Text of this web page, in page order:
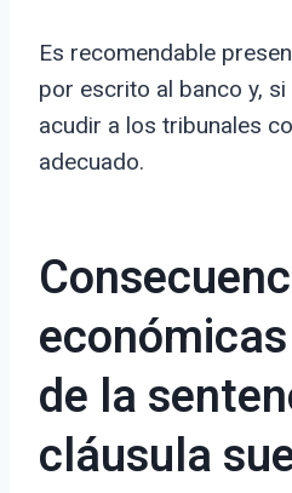
Es recomendable
por escrito al banco y, si
acudir a los tribunales
adecuado.
de la
cláusula